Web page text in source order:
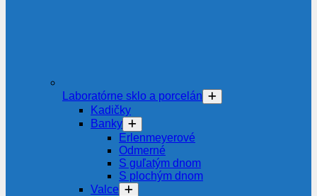
Laboratórne sklo a porcelán
Kadičky
Banky
Erlenmeyerové
Odmerné
S guľatým dnom
S plochým dnom
Valce